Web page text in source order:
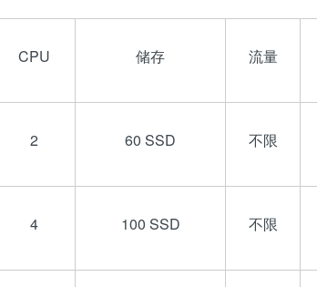
CPU 储存 流量
2 60 SSD 不限
4 100 SSD 不限